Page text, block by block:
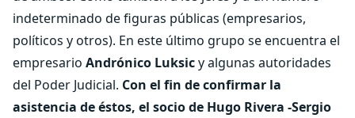
indeterminado de figuras públicas (empresarios,
políticos y otros). En este último grupo se encuentra el
empresario Andrónico Luksicy algunas autoridades
del Poder Judicial. Con el fin de confirmar la
asistencia de éstos, el socio de Hugo Rivera -Sergio